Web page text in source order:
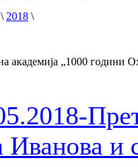
\2018 \
академија „1000 години